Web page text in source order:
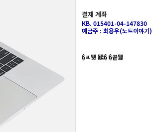
결제 계좌
KB. 015401-04-147830
예금주 : 최용우(노트이야기)
�ㅻ뒛 蹂� �곹뭹